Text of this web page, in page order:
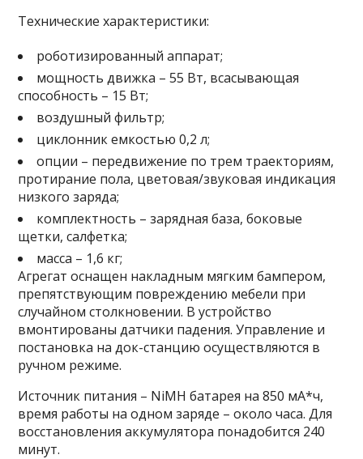
Технические характеристики:
роботизированный аппарат;
мощность движка – 55 Вт, всасывающая
способность – 15 Вт;
воздушный фильтр;
циклонник емкостью 0,2 л;
опции – передвижение по трем траекториям,
протирание пола, цветовая/звуковая индикация
низкого заряда;
комплектность – зарядная база, боковые
щетки, салфетка;
масса – 1,6 кг;
Агрегат оснащен накладным мягким бампером,
препятствующим повреждению мебели при
случайном столкновении. В устройство
вмонтированы датчики падения. Управление и
постановка на док-станцию осуществляются в
ручном режиме.
Источник питания – NiMH батарея на 850 мА*ч,
время работы на одном заряде – около часа. Для
восстановления аккумулятора понадобится 240
минут.